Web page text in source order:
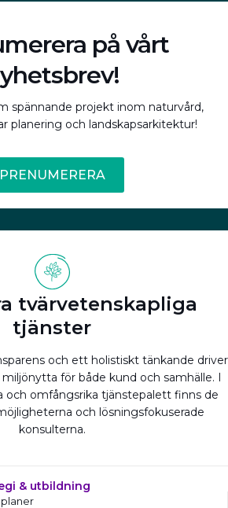
på vårt
spännande projekt inom naturvård,
planering och landskapsarkitektur!
PRENUMERERA
tvärvetenskapliga
tjänster
och ett holistiskt tänkande driver
för både kund och samhälle. I
och omfångsrika tjänstepalett finns de
och lösningsfokuserade
konsulterna.
& utbildning